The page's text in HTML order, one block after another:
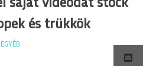
saját videódat stock
és trükkök
EGYÉB